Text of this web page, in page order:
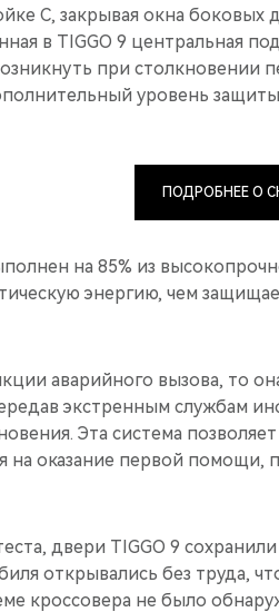
С, закрывая окна
в TIGGO 9 центральная
при столкновении
уровень
ПОДРОБНЕЕ О
на 85% из
энергию, чем
аварийного вызова, то
экстренным службам
Эта система
на оказание первой помощи,
двери TIGGO 9
открывались без труда,
кроссовера не было